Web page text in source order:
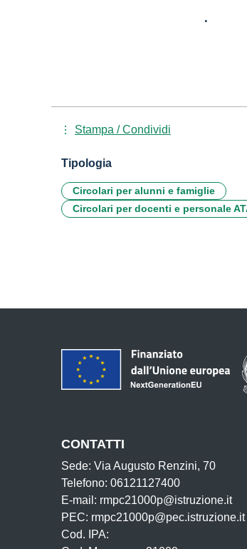
.
Stampa / Condividi
Tipologia
Circolari per alunni e famiglie
Circolari per docenti e personale
CONTATTI
Sede: Via Augusto Renzini, 70
Telefono: 06121127400
E-mail: rmpc21000p@istruzione.it
PEC: rmpc21000p@pec.istruzione.it
Cod. IPA: